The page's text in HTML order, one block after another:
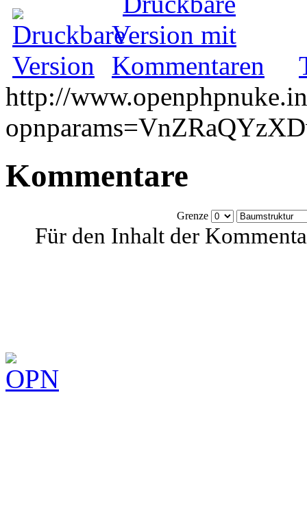
http://
Kommentare
Grenze
Für den Inhalt der